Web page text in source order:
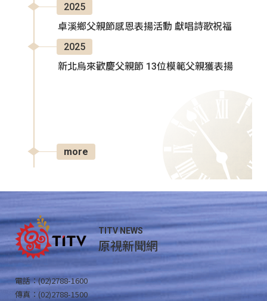
2025
卓溪鄉父親節感恩表揚活動 獻唱詩歌祝福
2025
新北烏來歡慶父親節 13位模範父親獲表揚
more
TITV NEWS
原視新聞網
電話：(02)2788-1600
傳真：(02)2788-1500